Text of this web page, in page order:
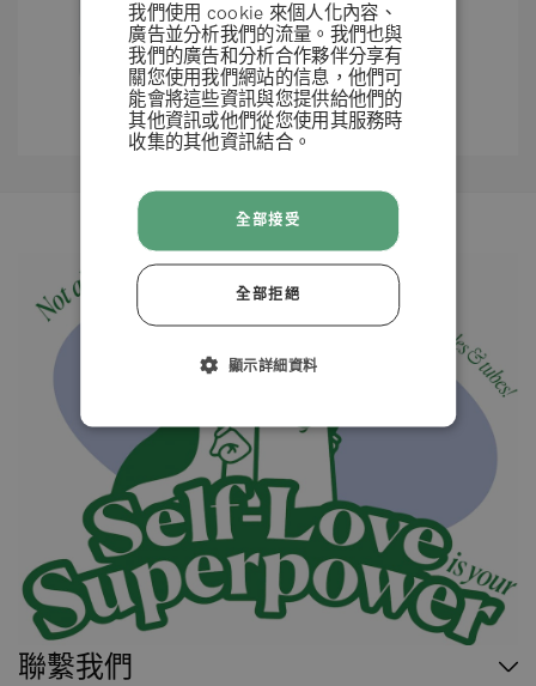
已使用3個產品
查看所有產品
使用結果因人而異
條款 & 條例
拒絕
接受
聯繫我們
我們使用 cookie 來個人化內容、
廣告並分析我們的流量。我們也與
我們的廣告和分析合作夥伴分享有
關您使用我們網站的信息，他們可
能會將這些資訊與您提供給他們的
其他資訊或他們從您使用其服務時
收集的其他資訊結合。
全部接受
全部拒絕
顯示詳細資料